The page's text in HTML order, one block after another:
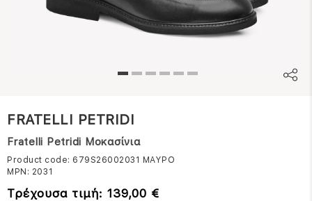
FRATELLI PETRIDI
Fratelli Petridi Μοκασίνια
Product code: 679S26002031 ΜΑΥΡΟ
MPN: 2031
Τρέχουσα τιμή: 139,00 €